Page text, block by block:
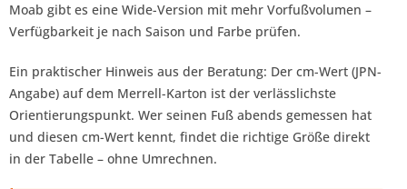
Moab gibt es eine Wide-Version mit mehr Vorfußvolumen –
Verfügbarkeit je nach Saison und Farbe prüfen.
Ein praktischer Hinweis aus der Beratung: Der cm-Wert (JPN-
Angabe) auf dem Merrell-Karton ist der verlässlichste
Orientierungspunkt. Wer seinen Fuß abends gemessen hat
und diesen cm-Wert kennt, findet die richtige Größe direkt
in der Tabelle – ohne Umrechnen.